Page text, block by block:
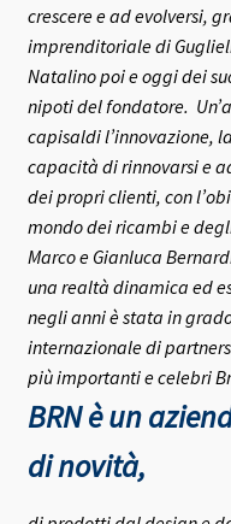
crescere e ad evolversi,
imprenditoriale di
Natalino poi e oggi dei
nipoti del fondatore.
capisaldi l’innovazione,
capacità di rinnovarsi e
dei propri clienti, con
mondo dei ricambi e
Marco e Gianluca
una realtà dinamica ed
negli anni è stata in
internazionale di
più importanti e celebri
BRN è un
di novità,